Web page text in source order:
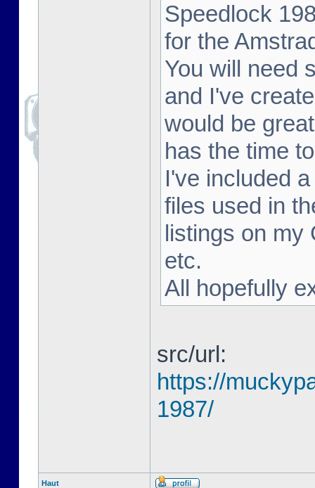
Speedlock
for the
You will need
and I've
would be
has the time
I've included
files used in
listings on my
etc.
All hopefully
src/url:
https://
1987/
Haut